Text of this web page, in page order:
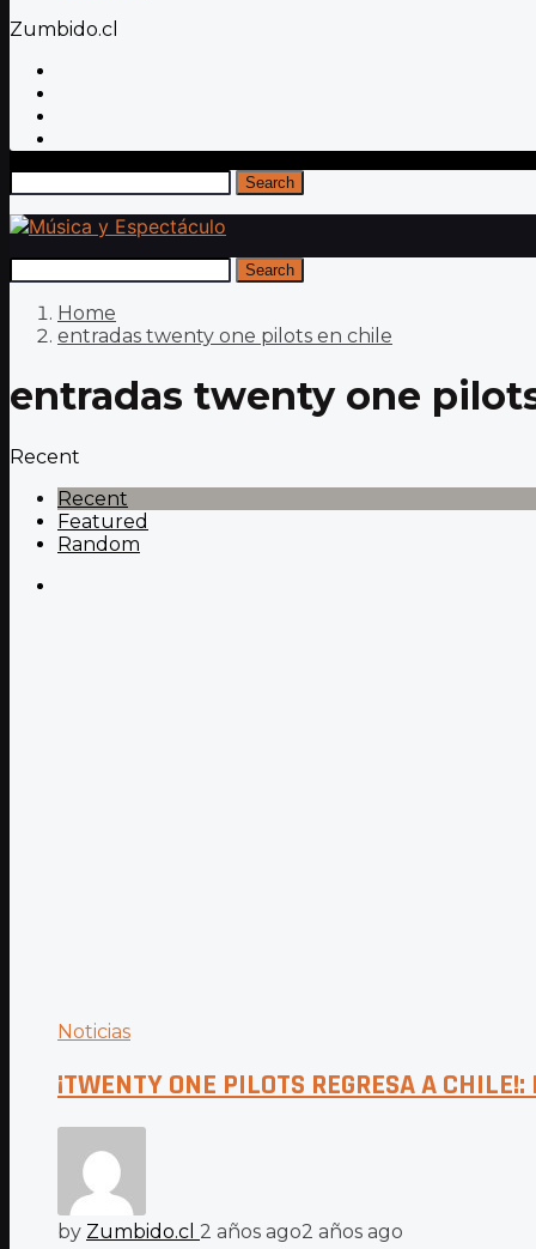
Zumbido.cl
Search
Search
Home
entradas twenty one pilots en chile
entradas twenty one
Recent
Recent
Featured
Random
Noticias
¡TWENTY ONE PILOTS REGRESA A
by Zumbido.cl 2 años ago2 años ago